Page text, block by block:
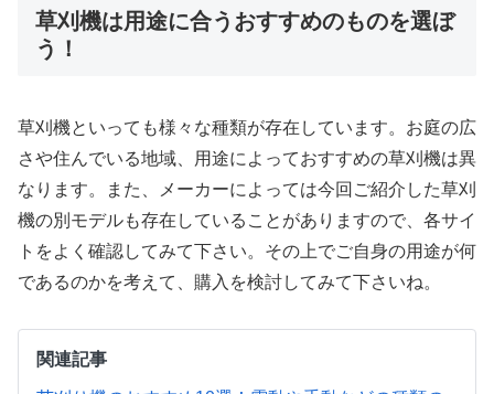
草刈機は用途に合うおすすめのものを選ぼ
う！
草刈機といっても様々な種類が存在しています。お庭の広
さや住んでいる地域、用途によっておすすめの草刈機は異
なります。また、メーカーによっては今回ご紹介した草刈
機の別モデルも存在していることがありますので、各サイ
トをよく確認してみて下さい。その上でご自身の用途が何
であるのかを考えて、購入を検討してみて下さいね。
関連記事